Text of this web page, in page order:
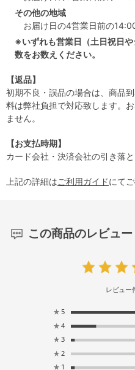
その他の地域
お届け日の4営業日前の
※いずれも営業日（土日祝日
数をお数えください。
【返品】
初期不良・誤品の場合は、商品
料は弊社負担で対応致します。
ません。
【お支払時期】
カード会社・決済会社の引き落と
上記の詳細はご利用ガイドにて
この商品のレビュー
レビュー
★ 5
★ 4
★ 3
★ 2
★ 1